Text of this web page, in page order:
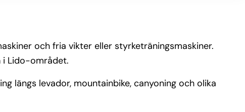
och fria vikter eller styrketräningsmaskiner.
i Lido-området.
längs levador, mountainbike, canyoning och olika